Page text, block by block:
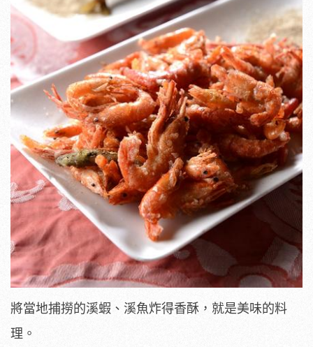
將當地捕撈的溪蝦、溪魚炸得香酥，就是美味的料
理。